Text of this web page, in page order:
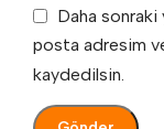
Daha sonraki
posta adresim
kaydedilsin.